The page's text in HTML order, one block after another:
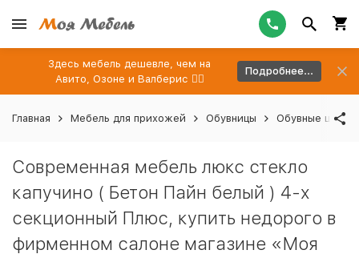
Здесь мебель дешевле, чем на
Авито, Озоне и Валберис 👉🏻
Подробнее...
Главная Мебель для прихожей Обувницы Обувные
Современная мебель люкс стекло
капучино ( Бетон Пайн белый ) 4-х
секционный Плюс, купить недорого в
фирменном салоне магазине «Моя